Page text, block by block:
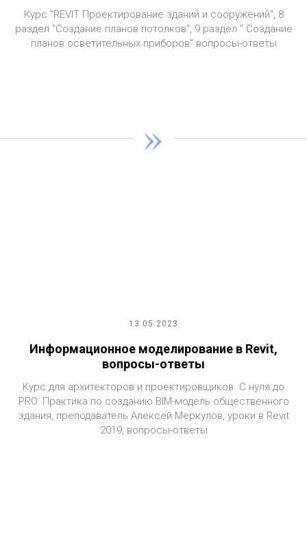
Курс "REVIT Проектирование зданий и сооружений", 8
раздел "Создание планов потолков", 9 раздел " Создание
планов осветительных приборов" вопросы-ответы
»
13.05.2023
Информационное моделирование в Revit,
вопросы-ответы
Курс для архитекторов и проектировщиков. С нуля до
PRO. Практика по созданию BIM-модель общественного
здания, преподаватель Алексей Меркулов, уроки в Revit
2019, вопросы-ответы